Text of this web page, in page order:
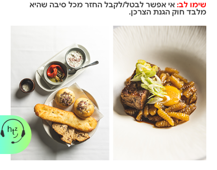
שימו לב:אי אפשר לבטל/לקבל החזר מכל סיבה שהיא
מלבד חוק הגנת הצרכן.